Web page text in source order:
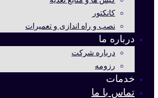
کانکتور
نصب و راه اندازی و تعمیرات
درباره ما
درباره شرکت
رزومه
خدمات
تماس با ما